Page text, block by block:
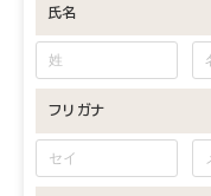
氏名
フリガナ